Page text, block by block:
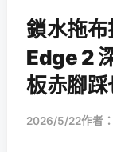
鎖水拖
Edge 2
板赤腳
2026/5/22作者：